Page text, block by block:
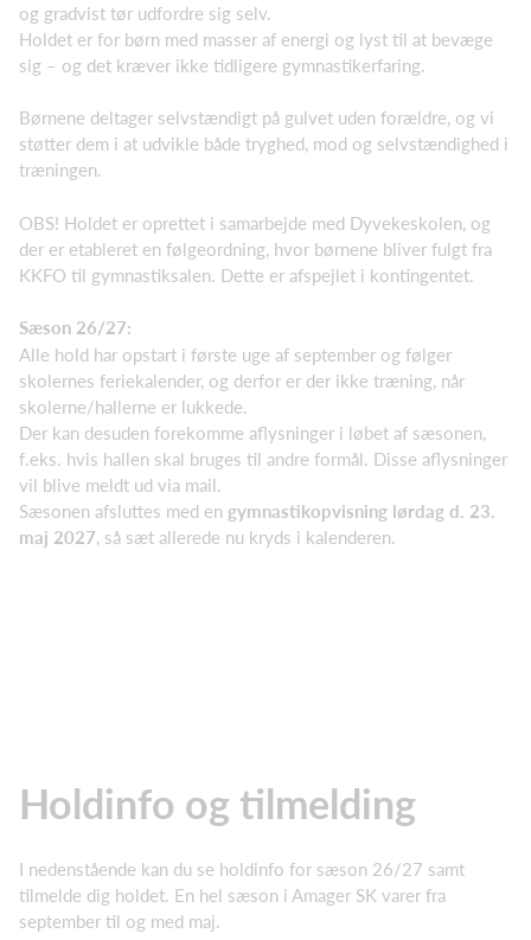
og gradvist tør udfordre sig selv.
Holdet er for børn med masser af energi og lyst til at bevæge
sig – og det kræver ikke tidligere gymnastikerfaring.
Børnene deltager selvstændigt på gulvet uden forældre, og vi
støtter dem i at udvikle både tryghed, mod og selvstændighed i
træningen.
OBS! Holdet er oprettet i samarbejde med Dyvekeskolen, og
der er etableret en følgeordning, hvor børnene bliver fulgt fra
KKFO til gymnastiksalen. Dette er afspejlet i kontingentet.
Sæson 26/27:
Alle hold har opstart i første uge af september og følger
skolernes feriekalender, og derfor er der ikke træning, når
skolerne/hallerne er lukkede.
Der kan desuden forekomme aflysninger i løbet af sæsonen,
f.eks. hvis hallen skal bruges til andre formål. Disse aflysninger
vil blive meldt ud via mail.
Sæsonen afsluttes med en gymnastikopvisning lørdag d. 23.
maj 2027 , så sæt allerede nu kryds i kalenderen.
Holdinfo og tilmelding
I nedenstående kan du se holdinfo for sæson 26/27 samt
tilmelde dig holdet. En hel sæson i Amager SK varer fra
september til og med maj.